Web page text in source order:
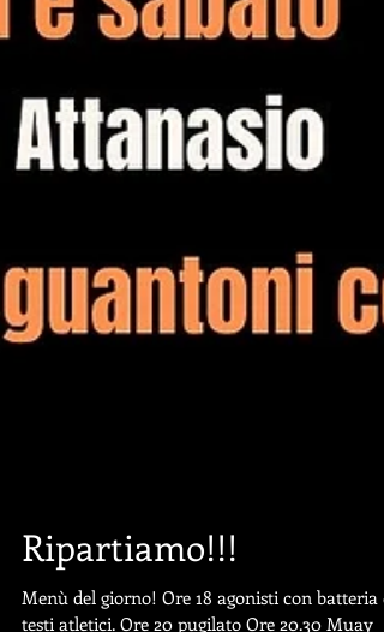
Ripartiamo!!!